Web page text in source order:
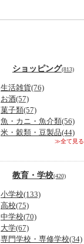
ショッピング(813)
生活雑貨(76)
お酒(57)
菓子類(57)
魚・カニ・魚介類(56)
米・穀類・豆製品(44)
≫全て見る
教育・学校(420)
小学校(133)
高校(75)
中学校(70)
大学(67)
専門学校・専修学校(34)